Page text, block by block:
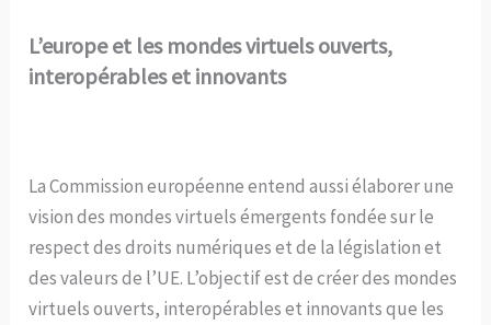
L’europe et les mondes virtuels ouverts,
interopérables et innovants
La Commission européenne entend aussi élaborer une
vision des mondes virtuels émergents fondée sur le
respect des droits numériques et de la législation et
des valeurs de l’UE. L’objectif est de créer des mondes
virtuels ouverts, interopérables et innovants que les